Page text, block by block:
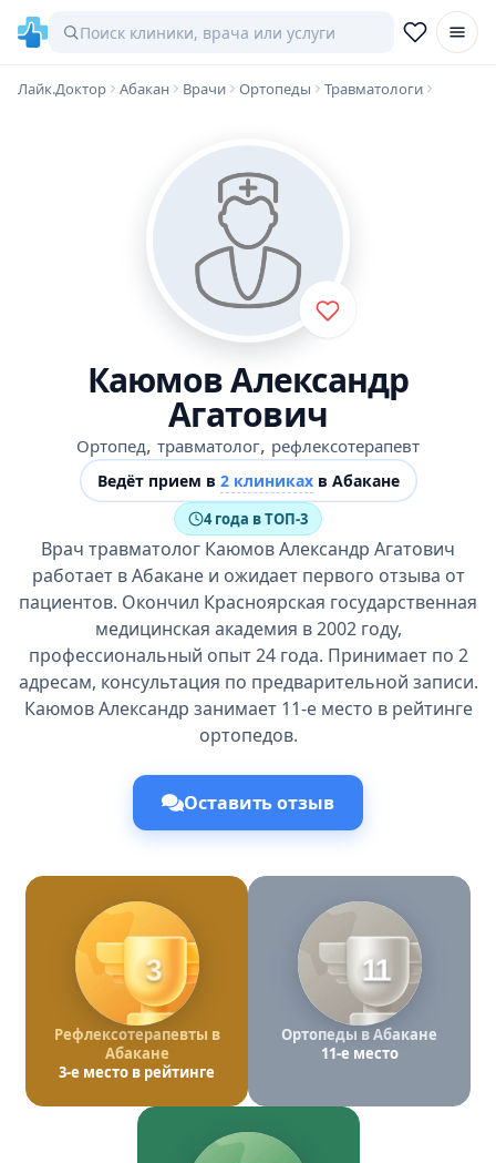
Лайк.Доктор Абакан Врачи Ортопеды Травматологи
Каюмов Александр
Агатович
Ортопед, травматолог, рефлексотерапевт
Ведёт прием в 2 клиникахв Абакане
4 года в ТОП-3
Врач травматолог Каюмов Александр Агатович
работает в Абакане и ожидает первого отзыва от
пациентов. Окончил Красноярская государственная
медицинская академия в 2002 году,
профессиональный опыт 24 года. Принимает по 2
адресам, консультация по предварительной записи.
Каюмов Александр занимает 11-е место в рейтинге
ортопедов.
Оставить отзыв
3
Рефлексотерапевты в
Абакане
3-е место в рейтинге
11
Ортопеды в Абакане
11-е место